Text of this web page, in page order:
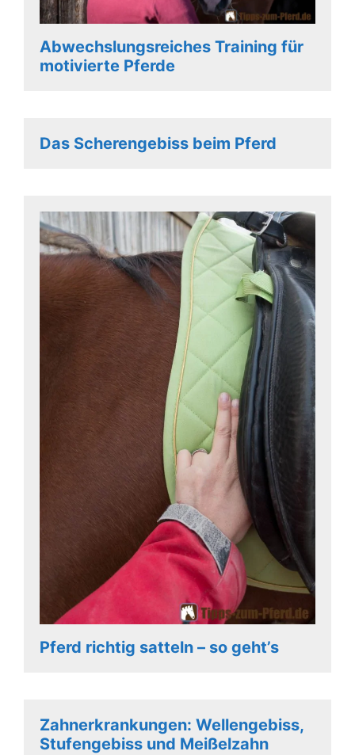
Abwechslungsreiches Training für
motivierte Pferde
Das Scherengebiss beim Pferd
Pferd richtig satteln – so geht’s
Zahnerkrankungen: Wellengebiss,
Stufengebiss und Meißelzahn